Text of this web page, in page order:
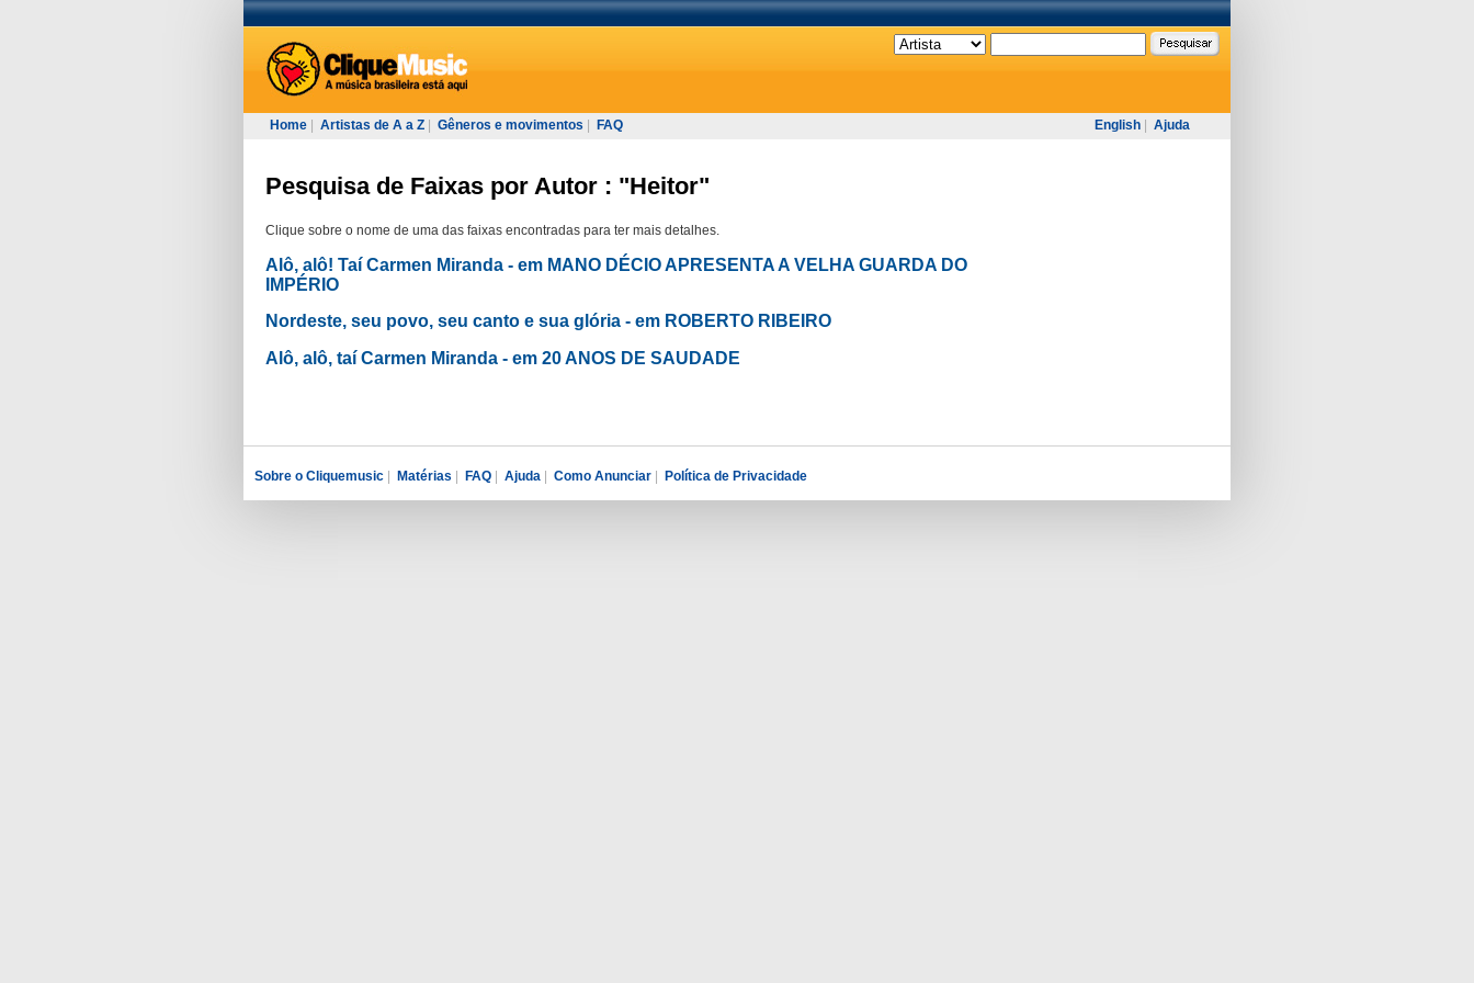
Home Artistas de A a Z Gêneros e movimentos FAQ English Ajuda
Pesquisa de Faixas por Autor : "Heitor"
Clique sobre o nome de uma das faixas encontradas para ter mais detalhes.
Alô, alô! Taí Carmen Miranda - em MANO DÉCIO APRESENTA A VELHA GUARDA DO
IMPÉRIO
Nordeste, seu povo, seu canto e sua glória - em ROBERTO RIBEIRO
Alô, alô, taí Carmen Miranda - em 20 ANOS DE SAUDADE
Sobre o Cliquemusic | Matérias | FAQ | Ajuda | Como Anunciar | Política de Privacidade